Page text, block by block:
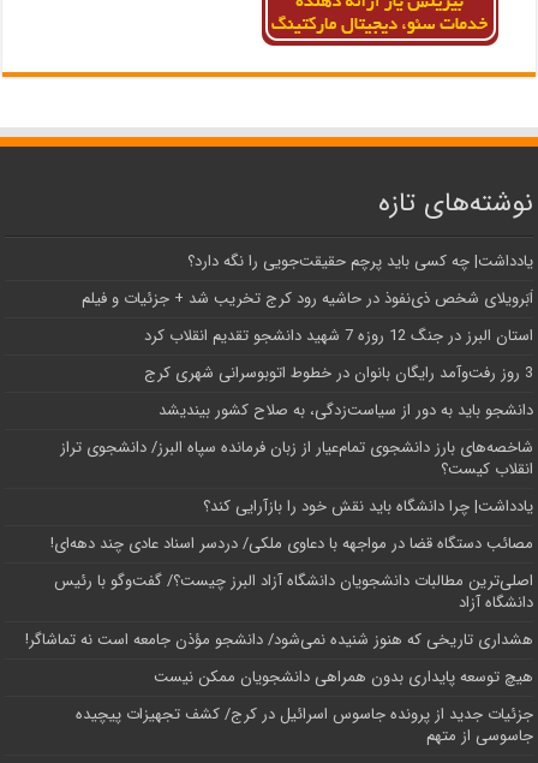
نوشته‌های تازه
یادداشت| ‌چه کسی باید پرچم حقیقت‌جویی را نگه دارد؟
اَبَر‌ویلای شخص ذی‌نفوذ در حاشیه‌ رود کرج تخریب شد + جزئیات و فیلم
استان البرز در جنگ 12 روزه 7 شهید دانشجو تقدیم انقلاب کرد
3 روز رفت‌وآمد رایگان بانوان در خطوط اتوبوسرانی شهری کرج
دانشجو باید به دور از سیاست‌زدگی، به صلاح کشور بیندیشد
شاخصه‌های بارز دانشجوی تمام‌عیار از زبان فرمانده سپاه البرز/ دانشجوی تراز
انقلاب کیست؟
یادداشت| چرا دانشگاه باید نقش خود را بازآرایی کند؟
مصائب دستگاه قضا در مواجهه با دعاوی ملکی/ دردسر اسناد عادی چند‌ دهه‌ای!
اصلی‌ترین مطالبات دانشجویان دانشگاه آزاد البرز چیست؟/ گفت‌وگو با رئیس
دانشگاه آز‌اد
هشداری تاریخی که هنوز شنیده نمی‌شود/ دانشجو مؤذن جامعه است نه تماشاگر!
هیچ توسعه پایداری بدون همراهی دانشجویان ممکن نیست
جزئیات جدید از پرونده جاسوس اسرائیل در کرج/‌ کشف تجهیزات پیچیده
جاسوسی از متهم